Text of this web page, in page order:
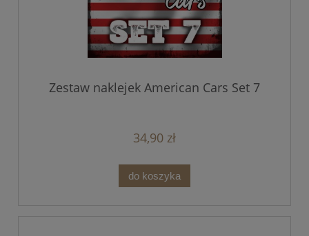
Zestaw naklejek American Cars Set 7
34,90 zł
do koszyka